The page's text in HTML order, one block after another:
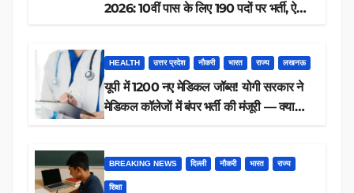
2026: 10वीं पास के लिए 190 पदों पर भर्ती, ऐसे
HEALTH उत्तर प्रदेश नौकरी भारत राज्य लखनऊ
यूपी में 1200 नए मेडिकल जॉब्स! योगी सरकार ने
मेडिकल कॉलेजों में बंपर भर्ती की मंजूरी — क्या
BREAKING NEWS दिल्ली नौकरी भारत राज्य
शिक्षा